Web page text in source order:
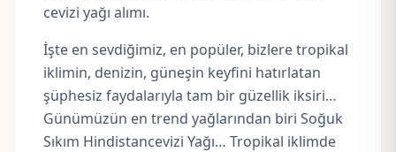
cevizi yağı alımı.
İşte en sevdiğimiz, en popüler, bizlere tropikal
iklimin, denizin, güneşin keyfini hatırlatan
şüphesiz faydalarıyla tam bir güzellik iksiri…
Günümüzün en trend yağlarından biri Soğuk
Sıkım Hindistancevizi Yağı… Tropikal iklimde